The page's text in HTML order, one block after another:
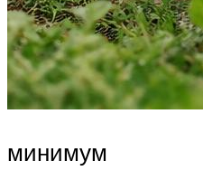
минимум